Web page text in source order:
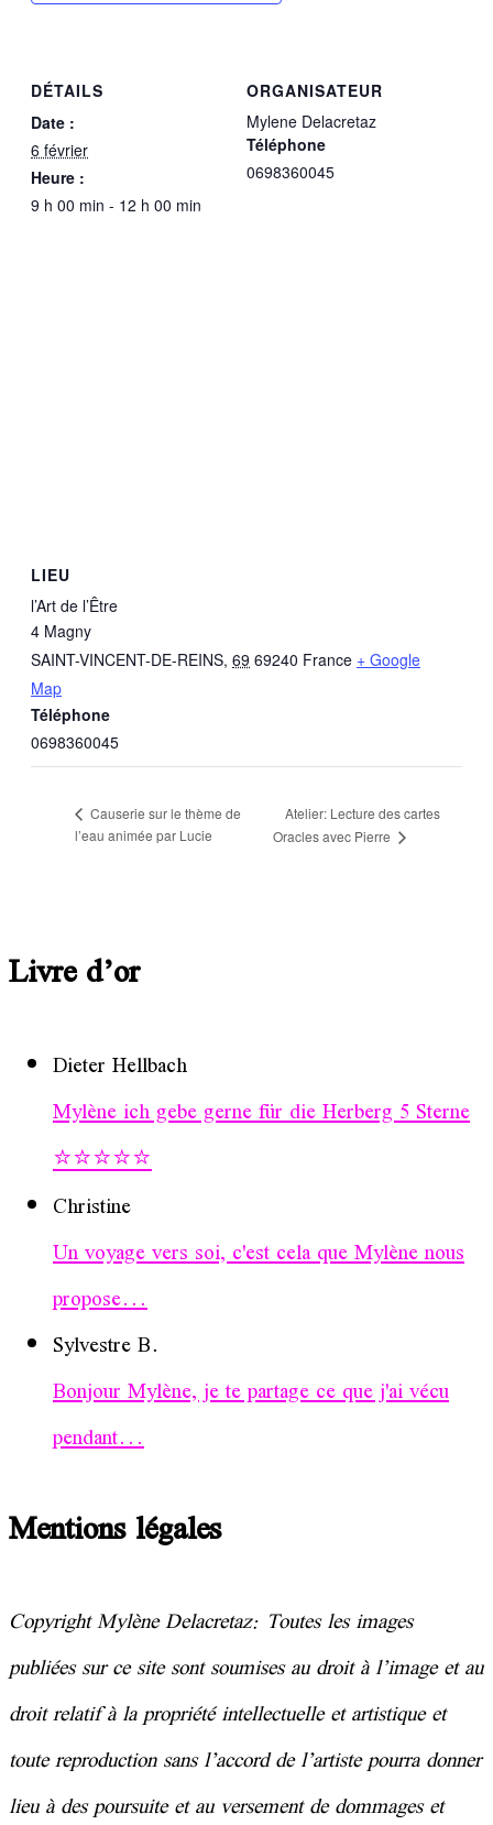
DÉTAILS
Date :
6 février
Heure :
9 h 00 min - 12 h 00 min
ORGANISATEUR
Mylene Delacretaz
Téléphone
0698360045
LIEU
l’Art de l’Être
4 Magny
SAINT-VINCENT-DE-REINS, 69 69240 France + Google
Map
Téléphone
0698360045
Causerie sur le thème de
l’eau animée par Lucie
Atelier: Lecture des cartes
Oracles avec Pierre
Livre d’or
Dieter Hellbach
Mylène ich gebe gerne für die Herberg 5 Sterne
⭐️⭐️⭐️⭐️⭐️
Christine
Un voyage vers soi, c'est cela que Mylène nous
propose...
Sylvestre B.
Bonjour Mylène, je te partage ce que j'ai vécu
pendant...
Mentions légales
Copyright Mylène Delacretaz: Toutes les images
publiées sur ce site sont soumises au droit à l’image et au
droit relatif à lapropriétéintellectuelle et artistique et
toute reproduction sans l’accord de l’artiste pourra donner
lieu à des poursuite et au versement de dommages et